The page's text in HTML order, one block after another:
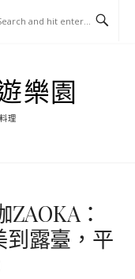
樂園
理
：
到露臺，平